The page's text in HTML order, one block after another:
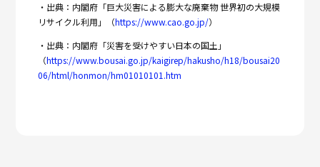
・出典：内閣府「巨大災害による膨大な廃棄物 世界初の大規模
リサイクル利用」（https://www.cao.go.jp/）
・出典：内閣府「災害を受けやすい日本の国土」
（https://www.bousai.go.jp/kaigirep/hakusho/h18/bousai20
06/html/honmon/hm01010101.htm